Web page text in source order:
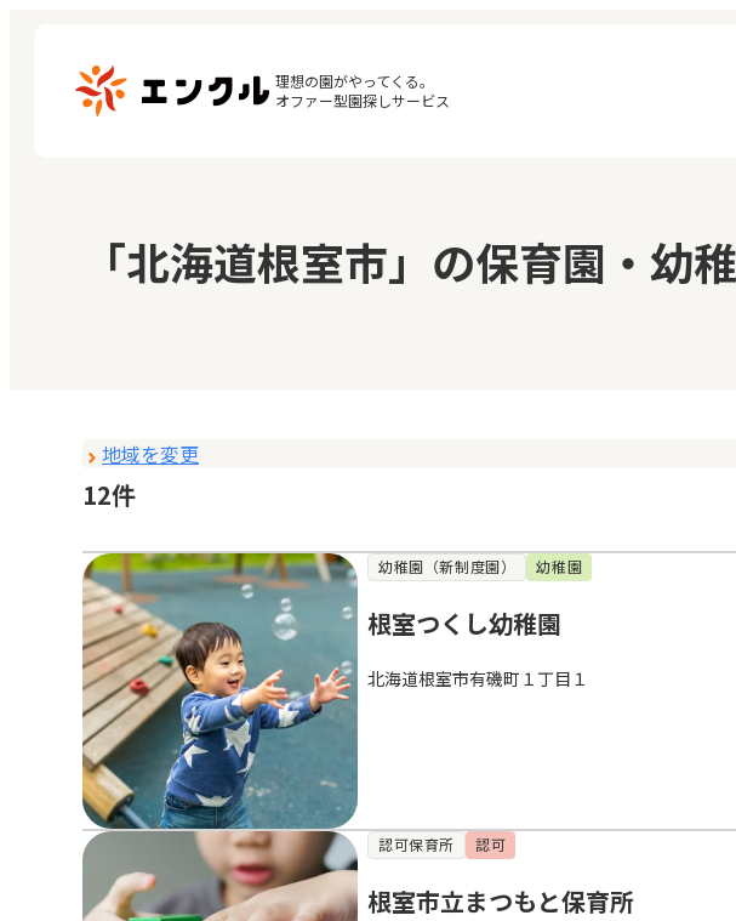
理想の園がやってくる。
オファー型園探しサービス
保育園・幼稚園を探す
地図から探す
閲覧履歴
お気に入り
「北海道根室市」の保育園・幼
地域を変更
12件
幼稚園（新制度園） 幼稚園
根室つくし幼稚園
北海道根室市有磯町１丁目１
認可保育所 認可
根室市立まつもと保育所